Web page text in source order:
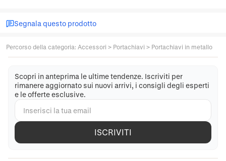
Segnala questo prodotto
Percorso della categoria: Accessori > Portachiavi > Portachiavi in metallo
Scopri in anteprima le ultime tendenze. Iscriviti per
rimanere aggiornato sui nuovi arrivi, i consigli degli esperti
e le offerte esclusive.
ISCRIVITI